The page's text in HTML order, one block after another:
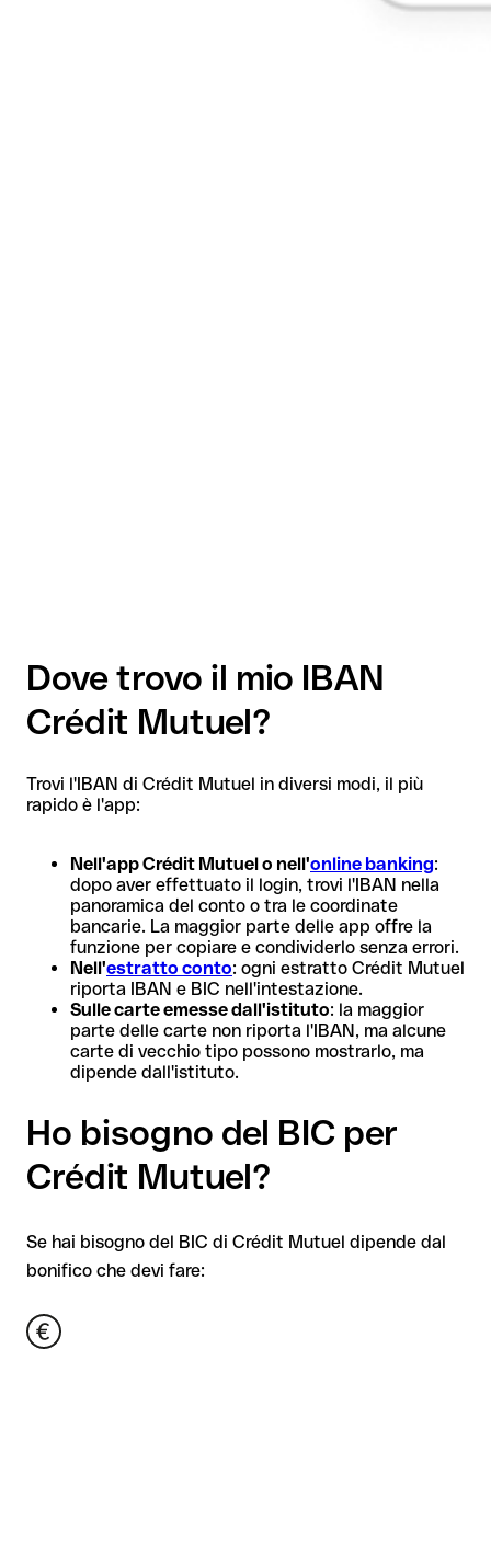
Dove trovo il mio IBAN
Crédit Mutuel?
Trovi l'IBAN di Crédit Mutuel in diversi modi, il più
rapido è l'app:
Nell'app Crédit Mutuel o nell'online banking:
dopo aver effettuato il login, trovi l'IBAN nella
panoramica del conto o tra le coordinate
bancarie. La maggior parte delle app offre la
funzione per copiare e condividerlo senza errori.
Nell'estratto conto: ogni estratto Crédit Mutuel
riporta IBAN e BIC nell'intestazione.
Sulle carte emesse dall'istituto: la maggior
parte delle carte non riporta l'IBAN, ma alcune
carte di vecchio tipo possono mostrarlo, ma
dipende dall'istituto.
Ho bisogno del BIC per
Crédit Mutuel?
Se hai bisogno del BIC di Crédit Mutuel dipende dal
bonifico che devi fare: